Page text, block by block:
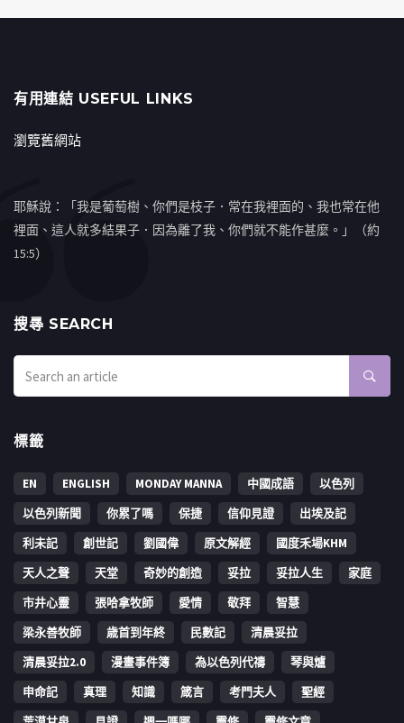
有用連結 USEFUL LINKS
瀏覽舊網站
耶穌說：「我是葡萄樹、你們是枝子．常在我裡面的、我也常在他
裡面、這人就多結果子．因為離了我、你們就不能作甚麼。」（約
15:5）
搜㝷 SEARCH
標籤
EN ENGLISH MONDAY MANNA 中國成語
以色列
以色列新聞
你累了嗎 保捷 信仰見證
出埃及記
利未記
創世記 劉國偉 原文解經
國度禾場KHM
天人之聲
天堂 奇妙的創造 妥拉 妥拉人生
家庭
市井心靈
張哈拿牧師 愛情 敬拜
智慧
梁永善牧師
歳首到年終 民數記
清晨妥拉
清晨妥拉2.0
漫畫事件簿 為以色列代禱
琴與爐
申命記
真理 知識 箴言 考門夫人
聖經